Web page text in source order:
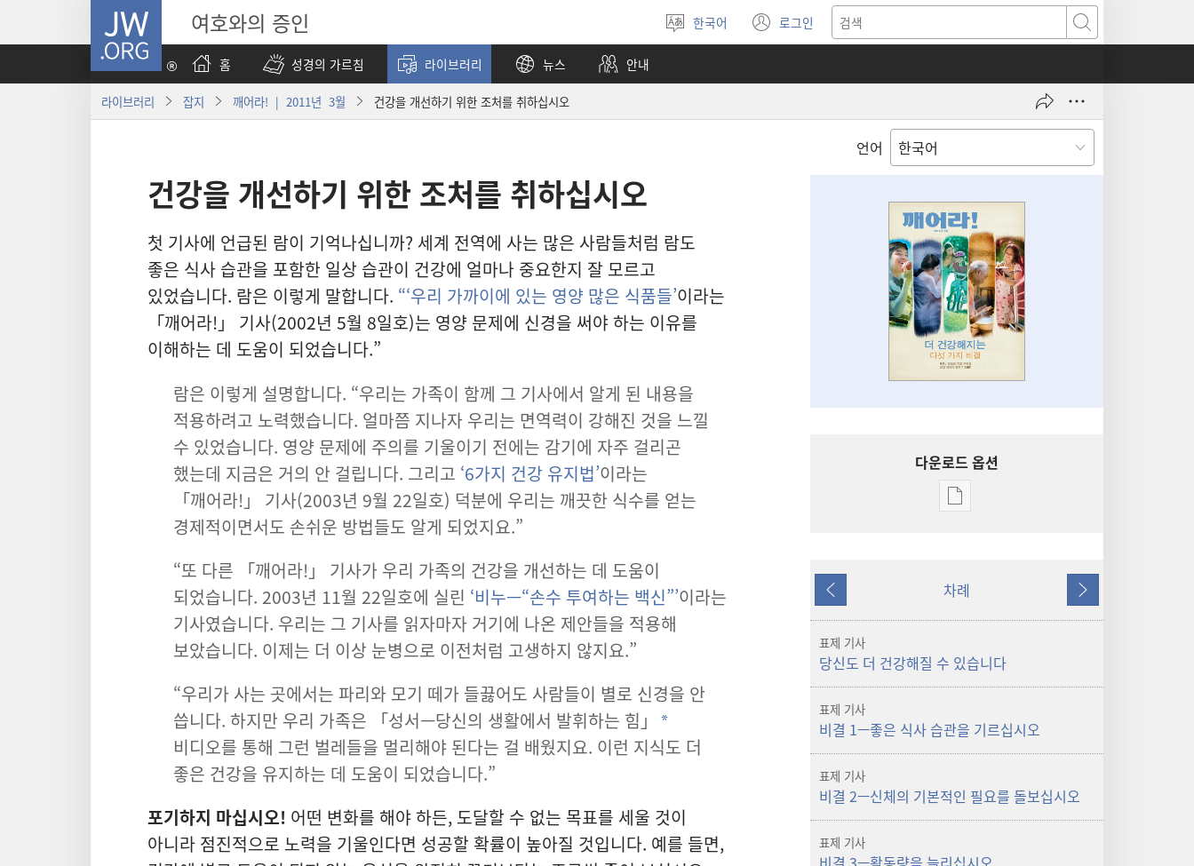
JW.ORG 여호와의 증인
언어
선택
한국어 로그인
(새로운
창
검색
홈
성경의 가르침 라이브러리 뉴스 안내
라이브러리 잡지 깨어라! | 2011년 3월 건강을 개선하기 위한 조처를 취하십시오
언어
건강을 개선하기 위한 조처를 취하십시오
첫 기사에 언급된 람이 기억나십니까? 세계 전역에 사는 많은 사람들처럼 람도
좋은 식사 습관을 포함한 일상 습관이 건강에 얼마나 중요한지 잘 모르고
있었습니다. 람은 이렇게 말합니다. “‘우리 가까이에 있는 영양 많은 식품들’이라는
「깨어라!」 기사(2002년 5월 8일호)는 영양 문제에 신경을 써야 하는 이유를
이해하는 데 도움이 되었습니다.”
람은 이렇게 설명합니다. “우리는 가족이 함께 그 기사에서 알게 된 내용을
적용하려고 노력했습니다. 얼마쯤 지나자 우리는 면역력이 강해진 것을 느낄
수 있었습니다. 영양 문제에 주의를 기울이기 전에는 감기에 자주 걸리곤
했는데 지금은 거의 안 걸립니다. 그리고 ‘6가지 건강 유지법’이라는
「깨어라!」 기사(2003년 9월 22일호) 덕분에 우리는 깨끗한 식수를 얻는
경제적이면서도 손쉬운 방법들도 알게 되었지요.”
“또 다른 「깨어라!」 기사가 우리 가족의 건강을 개선하는 데 도움이
되었습니다. 2003년 11월 22일호에 실린 ‘비누—“손수 투여하는 백신”’이라는
기사였습니다. 우리는 그 기사를 읽자마자 거기에 나온 제안들을 적용해
보았습니다. 이제는 더 이상 눈병으로 이전처럼 고생하지 않지요.”
“우리가 사는 곳에서는 파리와 모기 떼가 들끓어도 사람들이 별로 신경을 안
씁니다. 하지만 우리 가족은 「성서—당신의 생활에서 발휘하는 힘」
*
비디오를 통해 그런 벌레들을 멀리해야 된다는 걸 배웠지요. 이런 지식도 더
좋은 건강을 유지하는 데 도움이 되었습니다.”
포기하지 마십시오! 어떤 변화를 해야 하든, 도달할 수 없는 목표를 세울 것이
아니라 점진적으로 노력을 기울인다면 성공할 확률이 높아질 것입니다. 예를 들면,
다운로드 옵션
출판물
2011년
3월
이전 차례 다음
표제 기사
당신도 더 건강해질 수 있습니다
표제 기사
비결 1—좋은 식사 습관을 기르십시오
표제 기사
비결 2—신체의 기본적인 필요를 돌보십시오
표제 기사